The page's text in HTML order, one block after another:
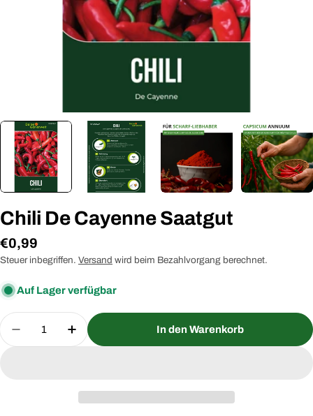
Chili De Cayenne Saatgut
Regulärer
Preis
€0,99
Steuer inbegriffen. Versand wird beim Bezahlvorgang berechnet.
Auf Lager verfügbar
Menge
Menge für Chili De Cayenne Saatgut verringern
Menge für Chili De Cayenne Saatgut
In den Warenkorb